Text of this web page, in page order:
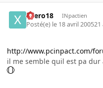
xaero18 INpactien
Posté(e) le 18 avril 200521
http://www.pcinpact.com/
il me semble quil est pa